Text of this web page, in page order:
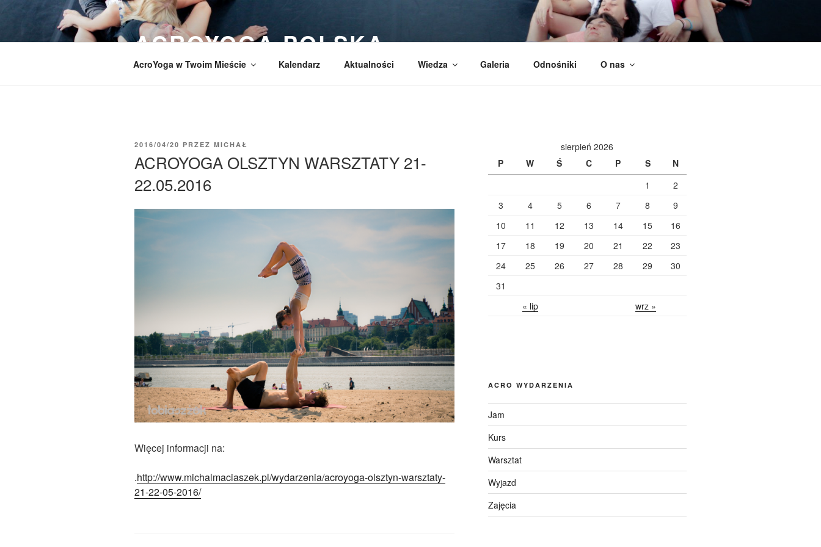
Przeskocz
ACROYOGA POLSKA
AcroYoga w Twoim Mieście Kalendarz Aktualności Wiedza Galeria Odnośniki O nas
OPUBLIKOWANE
2016/04/20 PRZEZ MICHAŁ
ACROYOGA OLSZTYN WARSZTATY 21-
22.05.2016
Więcej informacji na:
.http://www.michalmaciaszek.pl/wydarzenia/acroyoga-olsztyn-warsztaty-
21-22-05-2016/
sierpień 2026
P
W Ś C P S
N
1
2
3
4 5 6 7 8
9
10
11 12 13 14 15
16
17
18 19 20 21 22
23
24
25 26 27 28 29
30
31
« lip
wrz »
ACRO WYDARZENIA
Jam
Kurs
Warsztat
Wyjazd
Zajęcia